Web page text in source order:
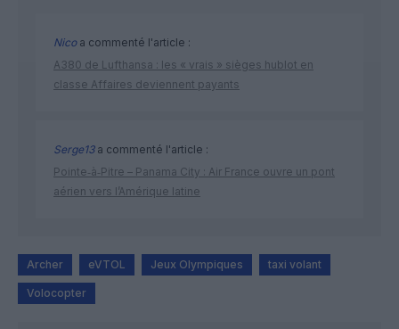
Nicoa commenté l'article :
A380 de Lufthansa : les « vrais » sièges hublot en
classe Affaires deviennent payants
Serge13a commenté l'article :
Pointe‑à‑Pitre – Panama City : Air France ouvre un pont
aérien vers l’Amérique latine
Archer eVTOL Jeux Olympiques taxi volant
Volocopter